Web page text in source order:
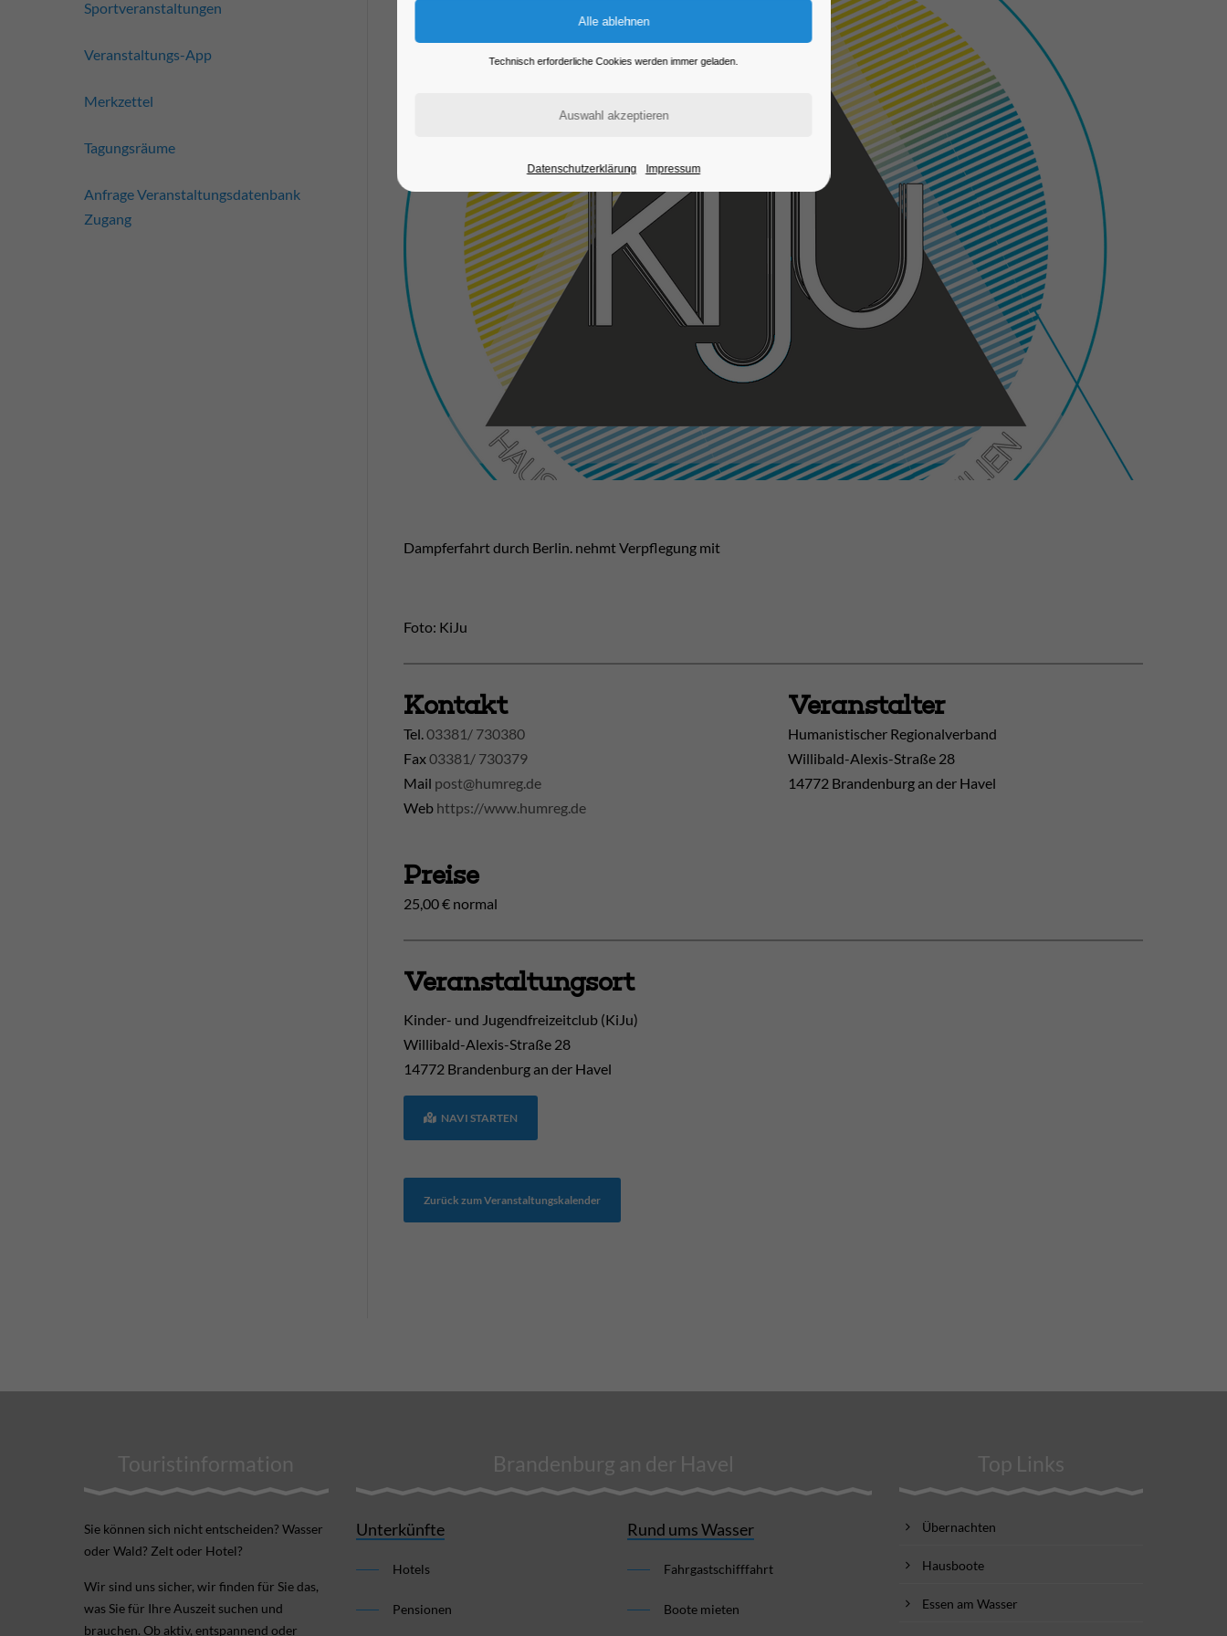
Dampferfahrt durch Berlin. nehmt Verpflegung mit
Foto: KiJu
Kontakt
Tel. 03381/ 730380
Fax03381/ 730379
Mail post@humreg.de
Web https://www.humreg.de
Veranstalter
Humanistischer Regionalverband
Willibald-Alexis-Straße 28
14772 Brandenburg an der Havel
Preise
25,00 € normal
Veranstaltungsort
Kinder- und Jugendfreizeitclub (KiJu)
Willibald-Alexis-Straße 28
14772 Brandenburg an der Havel
NAVI STARTEN
Zurück zum Veranstaltungskalender
Sportveranstaltungen
Veranstaltungs-App
Merkzettel
Tagungsräume
Anfrage Veranstaltungsdatenbank
Zugang
Touristinformation
Sie können sich nicht ent­scheiden? Wasser
oder Wald? Zelt oder Hotel?
Wir sind uns sicher, wir finden für Sie das,
was Sie für Ihre Aus­zeit suchen und
brauchen. Ob aktiv, ent­spannend oder
Brandenburg an der Havel
Unterkünfte
Hotels
Pensionen
Rund ums Wasser
Fahrgastschifffahrt
Boote mieten
Top Links
Übernachten
Hausboote
Essen am Wasser
Technisch erforderliche Cookies werden immer geladen.
Datenschutzerklärung Impressum